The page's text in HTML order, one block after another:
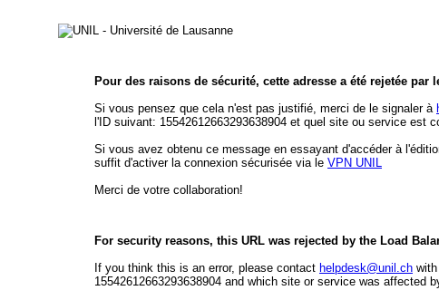
Pour des raisons de sécurité, cette adresse a été rejetée par
Si vous pensez que cela n'est pas justifié, merci de le signaler à
l'ID suivant: 15542612663293638904 et quel site ou service est
Si vous avez obtenu ce message en essayant d'accéder à
suffit d'activer la connexion sécurisée via le VPN UNIL
Merci de votre collaboration!
For security reasons, this URL was rejected by the Load
If you think this is an error, please contact helpdesk@unil.ch
15542612663293638904 and which site or service was affected